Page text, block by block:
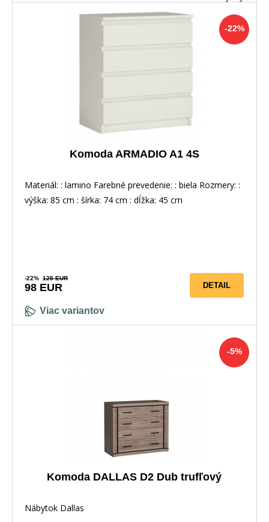
-22%
Komoda ARMADIO A1 4S
Materiál: : lamino Farebné prevedenie: : biela Rozmery: :
výška: 85 cm : šírka: 74 cm : dĺžka: 45 cm
-22% 125 EUR
98 EUR
Viac variantov
DETAIL
-5%
Komoda DALLAS D2 Dub trufľový
Nábytok Dallas